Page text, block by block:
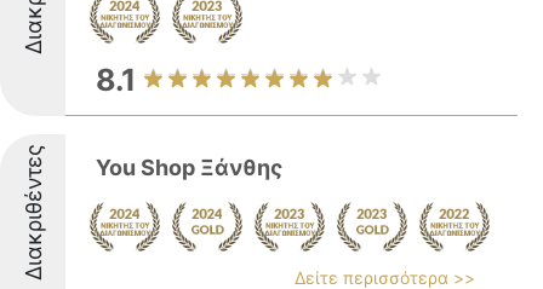
8.1
Διακριθέντες You Shop Ξάνθης
Δείτε περισσότερα >>